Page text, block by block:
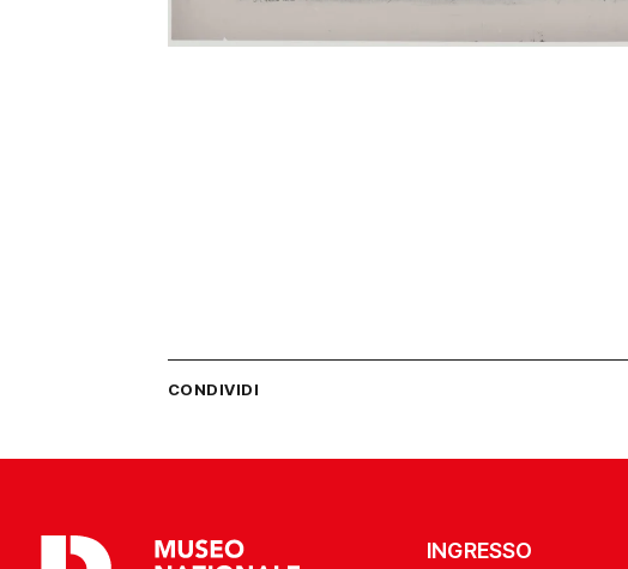
CONDIVIDI
INGRESSO